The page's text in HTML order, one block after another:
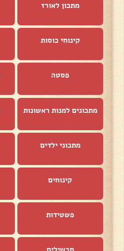
מתכון לאורז
קינוחי כוסות
פסטה
מתכונים למנות ראשונות
מתכוני ילדים
קינוחים
פשטידות